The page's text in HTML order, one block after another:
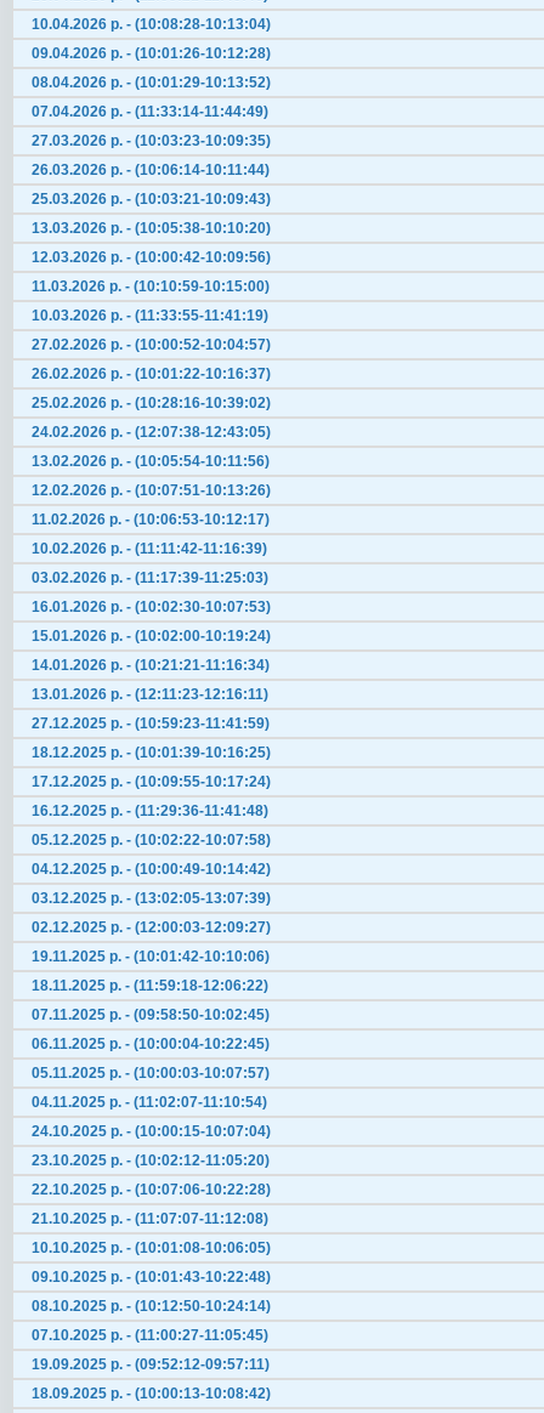
10.04.2026 р. - (10:08:28-10:13:04)
09.04.2026 р. - (10:01:26-10:12:28)
08.04.2026 р. - (10:01:29-10:13:52)
07.04.2026 р. - (11:33:14-11:44:49)
27.03.2026 р. - (10:03:23-10:09:35)
26.03.2026 р. - (10:06:14-10:11:44)
25.03.2026 р. - (10:03:21-10:09:43)
13.03.2026 р. - (10:05:38-10:10:20)
12.03.2026 р. - (10:00:42-10:09:56)
11.03.2026 р. - (10:10:59-10:15:00)
10.03.2026 р. - (11:33:55-11:41:19)
27.02.2026 р. - (10:00:52-10:04:57)
26.02.2026 р. - (10:01:22-10:16:37)
25.02.2026 р. - (10:28:16-10:39:02)
24.02.2026 р. - (12:07:38-12:43:05)
13.02.2026 р. - (10:05:54-10:11:56)
12.02.2026 р. - (10:07:51-10:13:26)
11.02.2026 р. - (10:06:53-10:12:17)
10.02.2026 р. - (11:11:42-11:16:39)
03.02.2026 р. - (11:17:39-11:25:03)
16.01.2026 р. - (10:02:30-10:07:53)
15.01.2026 р. - (10:02:00-10:19:24)
14.01.2026 р. - (10:21:21-11:16:34)
13.01.2026 р. - (12:11:23-12:16:11)
27.12.2025 р. - (10:59:23-11:41:59)
18.12.2025 р. - (10:01:39-10:16:25)
17.12.2025 р. - (10:09:55-10:17:24)
16.12.2025 р. - (11:29:36-11:41:48)
05.12.2025 р. - (10:02:22-10:07:58)
04.12.2025 р. - (10:00:49-10:14:42)
03.12.2025 р. - (13:02:05-13:07:39)
02.12.2025 р. - (12:00:03-12:09:27)
19.11.2025 р. - (10:01:42-10:10:06)
18.11.2025 р. - (11:59:18-12:06:22)
07.11.2025 р. - (09:58:50-10:02:45)
06.11.2025 р. - (10:00:04-10:22:45)
05.11.2025 р. - (10:00:03-10:07:57)
04.11.2025 р. - (11:02:07-11:10:54)
24.10.2025 р. - (10:00:15-10:07:04)
23.10.2025 р. - (10:02:12-11:05:20)
22.10.2025 р. - (10:07:06-10:22:28)
21.10.2025 р. - (11:07:07-11:12:08)
10.10.2025 р. - (10:01:08-10:06:05)
09.10.2025 р. - (10:01:43-10:22:48)
08.10.2025 р. - (10:12:50-10:24:14)
07.10.2025 р. - (11:00:27-11:05:45)
19.09.2025 р. - (09:52:12-09:57:11)
18.09.2025 р. - (10:00:13-10:08:42)